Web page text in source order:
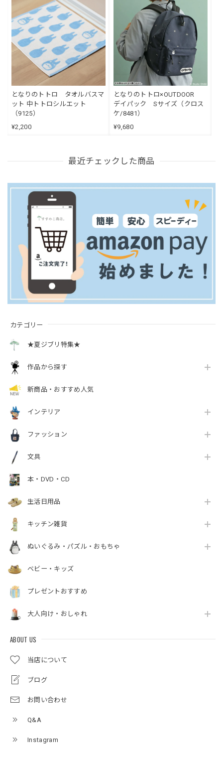
カテゴリー
★夏ジブリ特集★
作品から探す
新商品・おすすめ人気
インテリア
ファッション
文具
本・DVD・CD
生活日用品
キッチン雑貨
ぬいぐるみ・パズル・おもちゃ
ベビー・キッズ
プレゼントおすすめ
大人向け・おしゃれ
ABOUT US
当店について
ブログ
お問い合わせ
Q&A
Instagram
となりのトトロ タオルバスマ
ット 中トトロシルエット
（9125）
¥2,200
となりのトトロ×OUTDOOR
デイパック Sサイズ（クロス
ケ/8481）
¥9,680
最近チェックした商品